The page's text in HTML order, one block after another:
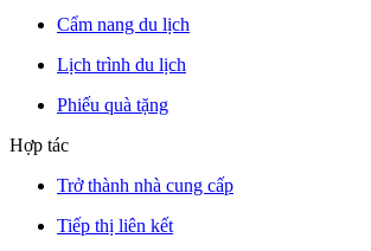
Cẩm nang du lịch
Lịch trình du lịch
Phiếu quà tặng
Hợp tác
Trở thành nhà cung cấp
Tiếp thị liên kết